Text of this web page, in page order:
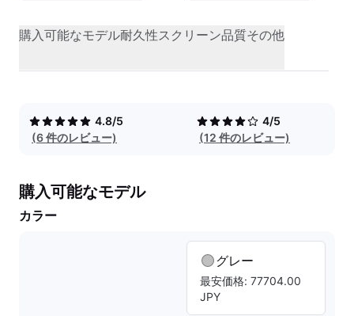
購入可能なモデル耐久性スクリーン品質その他
4.8/5
(6 件のレビュー)
4/5
(12 件のレビュー)
購入可能なモデル
カラー
グレー
最安価格: 77704.00
JPY